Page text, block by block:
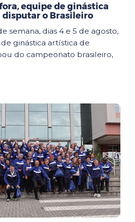
equipe de ginástica
o Brasileiro
semana, dias 4 e 5 de agosto,
ginástica artística de
do campeonato brasileiro,